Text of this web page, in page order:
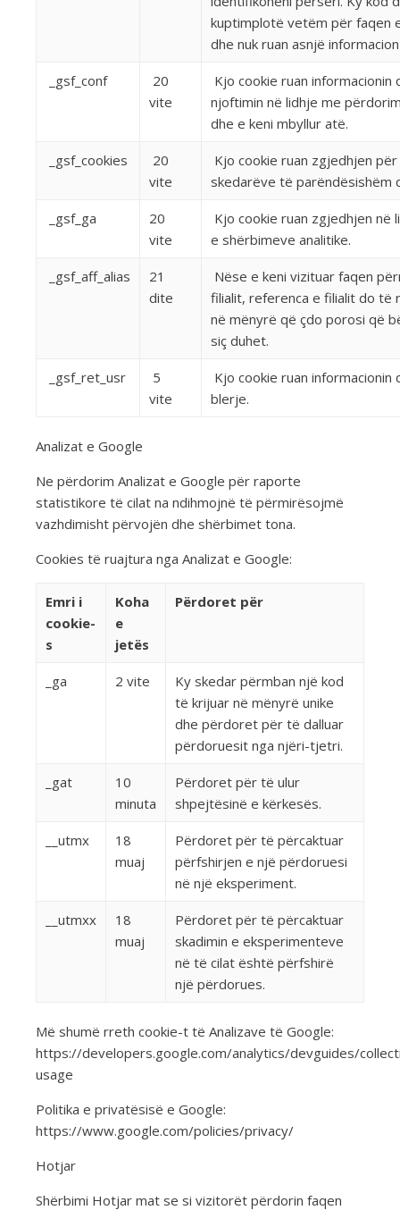
kuptimplotë vetëm për faqen
dhe nuk ruan asnjë
_gsf_conf
20
vite
Kjo cookie ruan informacionin
njoftimin në lidhje me
dhe e keni mbyllur atë.
_gsf_cookies
20
vite
Kjo cookie ruan zgjedhjen
skedarëve të parëndësishëm
_gsf_ga
20
vite
Kjo cookie ruan zgjedhjen në
e shërbimeve analitike.
_gsf_aff_alias
21
dite
Nëse e keni vizituar faqen
filialit, referenca e filialit do të
në mënyrë që çdo porosi që
siç duhet.
_gsf_ret_usr
5
vite
Kjo cookie ruan informacionin
blerje.
Analizat e Google
Ne përdorim Analizat e Google për raporte
statistikore të cilat na ndihmojnë të përmirësojmë
vazhdimisht përvojën dhe shërbimet tona.
Cookies të ruajtura nga Analizat e Google:
Emri i
cookie-
s
Koha
e
jetës
Përdoret për
_ga 2 vite
Ky skedar përmban një kod
të krijuar në mënyrë unike
dhe përdoret për të dalluar
përdoruesit nga njëri-tjetri.
_gat
10
minuta
Përdoret për të ulur
shpejtësinë e kërkesës.
__utmx
18
muaj
Përdoret për të përcaktuar
përfshirjen e një përdoruesi
në një eksperiment.
__utmxx
18
muaj
Përdoret për të përcaktuar
skadimin e eksperimenteve
në të cilat është përfshirë
një përdorues.
Më shumë rreth cookie-t të Analizave të Google:
https://developers.google.com/analytics/devguides/
usage
Politika e privatësisë e Google:
https://www.google.com/policies/privacy/
Hotjar
Shërbimi Hotjar mat se si vizitorët përdorin faqen